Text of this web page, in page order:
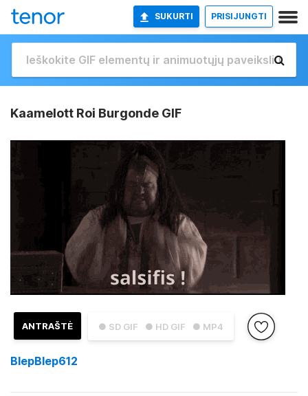
SUKURTI PRISIJUNGTI
Kaamelott Roi Burgonde GIF
● SD GIF ● HD GIF ● MP4
ANTRAŠTĖ
BlepBlep612